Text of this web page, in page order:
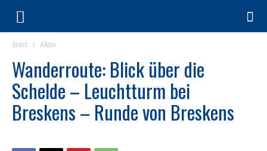
Start Aktiv
Wanderroute: Blick über die
Schelde – Leuchtturm bei
Breskens – Runde von Breskens